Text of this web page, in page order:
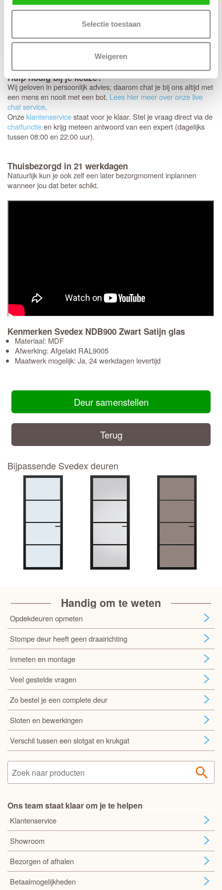
Selectie toestaan
Weigeren
speciaal voor jou samengesteld. Omdat het om dit specifieke
annuleren of retourneren.Controleerdaarom nog een laatste
keerextra goedof de afmetingen, kleur en uitvoering helemaal
Hulp nodig bij je keuze?
Wij geloven in persoonlijk advies; daarom chat je bij ons altijd met
een mens en nooit met een bot. Lees hier meer over onze live
chat service.
Onze klantenservicestaat voor je klaar. Stel je vraag direct via de
chatfunctieen krijg meteen antwoord van een expert (dagelijks
tussen 08:00 en 22:00 uur).
Thuisbezorgd in 21 werkdagen
Natuurlijk kun je ook zelf een later bezorgmoment inplannen
wanneer jou dat beter schikt.
Kenmerken Svedex NDB900 Zwart Satijn glas
Materiaal: MDF
Afwerking: Afgelakt RAL9005
Maatwerk mogelijk: Ja, 24 werkdagen levertijd
Deur samenstellen
Terug
Bijpassende Svedex deuren
Handig om te weten
Opdekdeuren opmeten
Stompe deur heeft geen draairichting
Inmeten en montage
Veel gestelde vragen
Zo bestel je een complete deur
Sloten en bewerkingen
Verschil tussen een slotgat en krukgat
Ons team staat klaar om je te helpen
Klantenservice
Showroom
Bezorgen of afhalen
Betaalmogelijkheden